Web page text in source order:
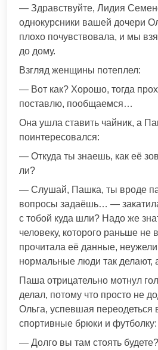
— Здравствуйте, Лидия
однокурсники вашей дочери
плохо почувствовала, и мы
до дому.
Взгляд женщины потеплел:
— Вот как? Хорошо, тогда
поставлю, пообщаемся…
Она ушла ставить чайник, а
поинтересовался:
— Откуда ты знаешь, как её
ли?
— Слушай, Пашка, ты вроде
вопросы задаёшь… —
с тобой куда шли? Надо же
человеку, которого раньше не
прочитала её данные,
нормальные люди так делают,
Паша отрицательно мотнул
делал, потому что просто не
Ольга, успевшая переодеться
спортивные брюки и футболку:
— Долго вы там стоять